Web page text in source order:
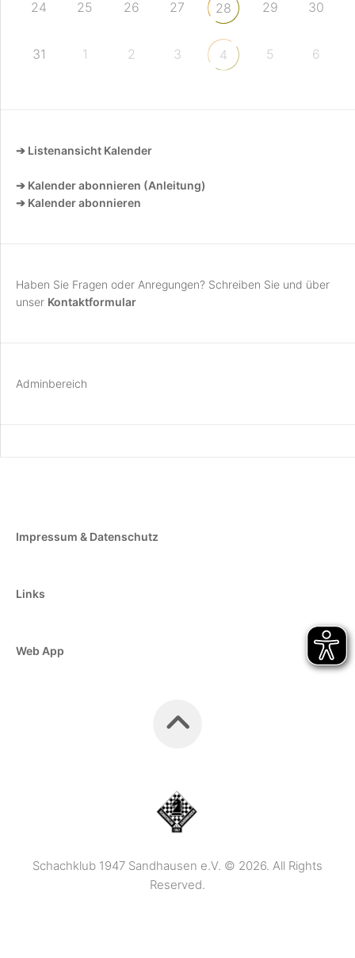
24 25 26 27 28 29 30
31 1 2 3 4 5 6
➔ Listenansicht Kalender
➔ Kalender abonnieren (Anleitung)
➔ Kalender abonnieren
Haben Sie Fragen oder Anregungen? Schreiben Sie und über
unser Kontaktformular
Adminbereich
Impressum & Datenschutz
Links
Web App
Schachklub 1947 Sandhausen e.V. © 2026. All Rights
Reserved.